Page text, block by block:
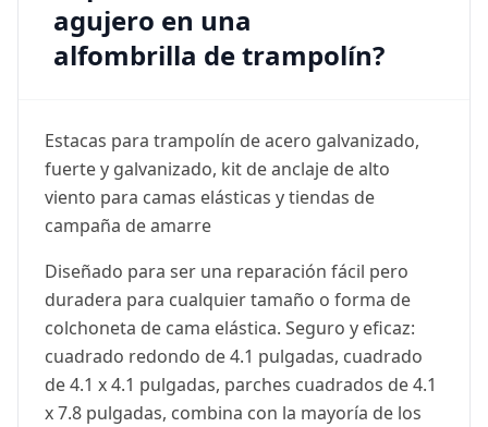
agujero en una
alfombrilla de trampolín?
Estacas para trampolín de acero galvanizado,
fuerte y galvanizado, kit de anclaje de alto
viento para camas elásticas y tiendas de
campaña de amarre
Diseñado para ser una reparación fácil pero
duradera para cualquier tamaño o forma de
colchoneta de cama elástica. Seguro y eficaz:
cuadrado redondo de 4.1 pulgadas, cuadrado
de 4.1 x 4.1 pulgadas, parches cuadrados de 4.1
x 7.8 pulgadas, combina con la mayoría de los